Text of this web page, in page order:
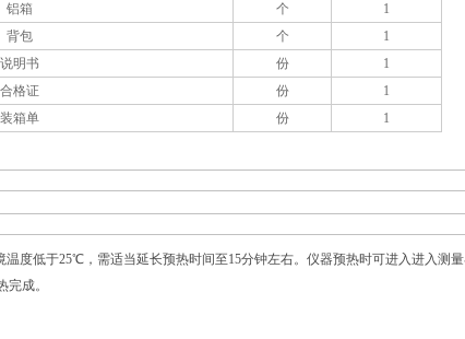
铝箱 个
1
背包 个
1
说明书 份
1
合格证 份
1
装箱单 份 1
度低于25℃，需适当延长预热时间至15分钟左右。仪器预热时可进入进入测
成。